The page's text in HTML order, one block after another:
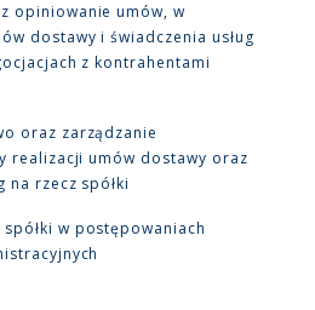
opiniowanie umów, w
dostawy i świadczenia usług
z kontrahentami
oraz zarządzanie
realizacji umów dostawy oraz
na rzecz spółki
w postępowaniach